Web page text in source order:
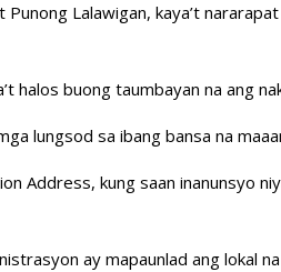
Lalawigan, kaya’t
halos buong taumbayan na ang
lungsod sa ibang bansa na
Address, kung saan inanunsyo
ay mapaunlad ang lokal